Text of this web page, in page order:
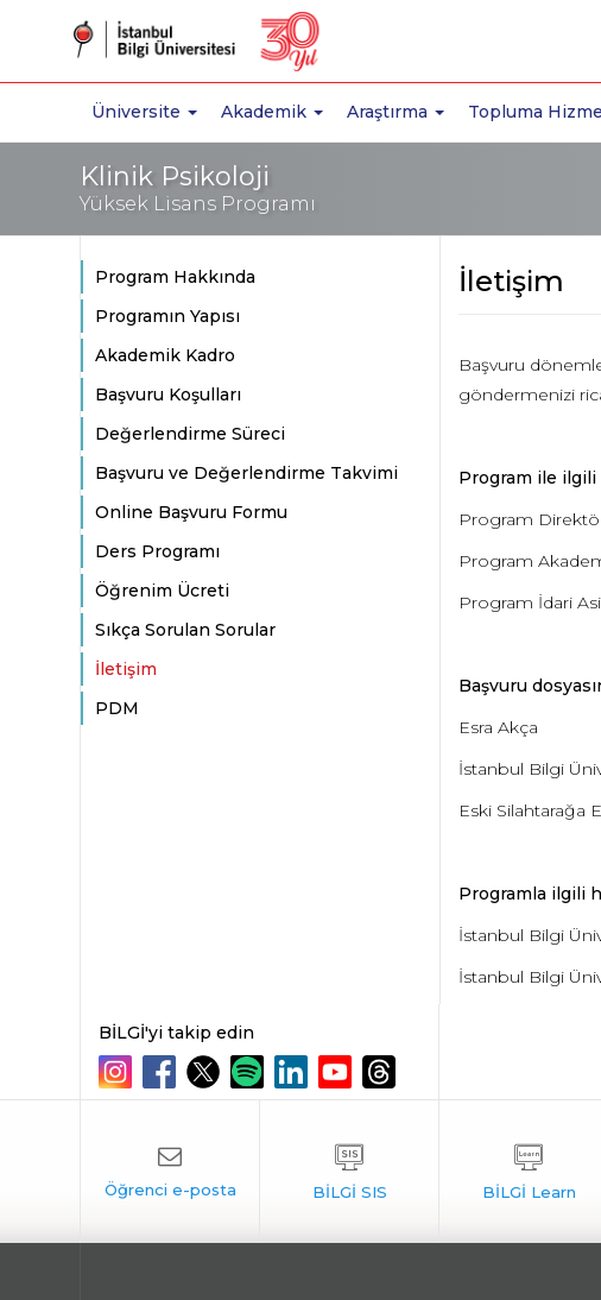
Üniversite Akademik Araştırma Topluma
Klinik Psikoloji
Yüksek Lisans Programı
Program Hakkında
Programın Yapısı
Akademik Kadro
Başvuru Koşulları
Değerlendirme Süreci
Başvuru ve Değerlendirme Takvimi
Online Başvuru Formu
Ders Programı
Öğrenim Ücreti
Sıkça Sorulan Sorular
İletişim
PDM
İletişim
Başvuru
göndermenizi
Program ile ilgili
Program
Program
Program İdari
Başvuru
Esra Akça
İstanbul Bilgi
Eski Silahtarağa
Programla ilgili
İstanbul Bilgi
İstanbul Bilgi
BİLGİ'yi takip edin